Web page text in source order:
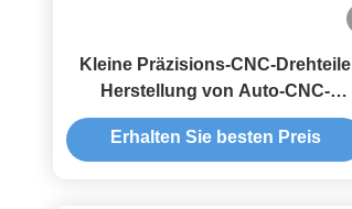
Kleine Präzisions-CNC-Drehteile
Herstellung von Auto-CNC-
Drehbauteilen
Erhalten Sie besten Preis